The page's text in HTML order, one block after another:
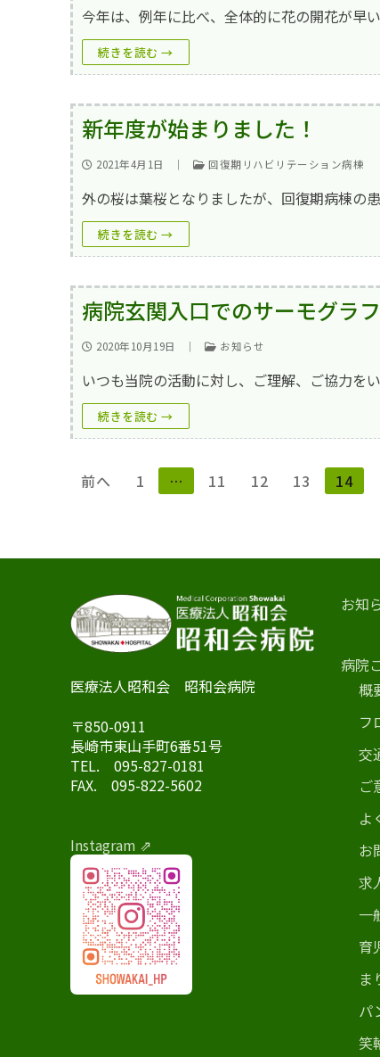
今年は、例年に比べ、全体的に花の開花が早
続きを読む →
新年度が始まりました！
2021年4月1日 ｜ 回復期リハビリテーション病棟
外の桜は葉桜となりましたが、回復期病棟の
続きを読む →
病院玄関入口でのサーモグラ
2020年10月19日 ｜ お知らせ
いつも当院の活動に対し、ご理解、ご協力を
続きを読む →
投
ー
ジ
り
前へ 1 … 11 12 13 14
医療法人昭和会 昭和会病院
〒850-0911
長崎市東山手町6番51号
TEL. 095-827-0181
FAX. 095-822-5602
Instagram ⇗
お知
病院
概
フ
交
ご
よ
お
求
一
育
ま
パ
笑